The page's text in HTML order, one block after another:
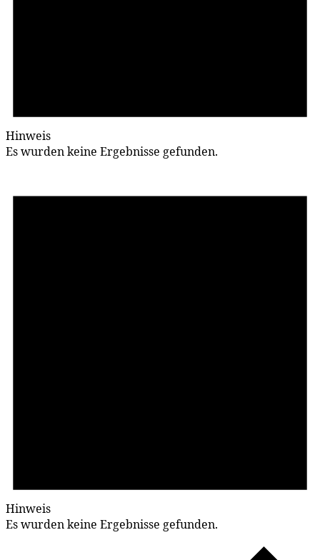
Hinweis
Es wurden keine Ergebnisse gefunden.
Hinweis
Es wurden keine Ergebnisse gefunden.